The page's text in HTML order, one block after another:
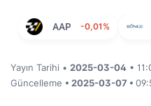
AAP -0,01%
Yayın Tarihi • 2025-03-04 •
Güncelleme • 2025-03-07 •